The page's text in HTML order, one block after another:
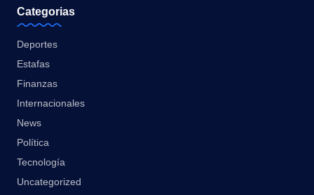
Categorias
Deportes
Estafas
Finanzas
Internacionales
News
Política
Tecnología
Uncategorized